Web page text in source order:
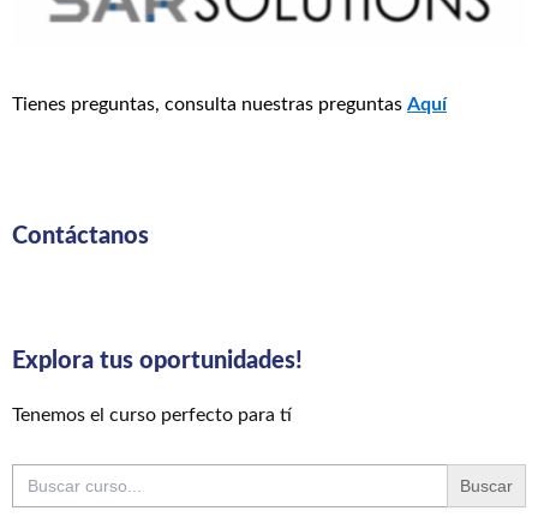
Tienes preguntas, consulta nuestras preguntas Aquí
Contáctanos
Explora tus oportunidades!
Tenemos el curso perfecto para tí
Buscar: